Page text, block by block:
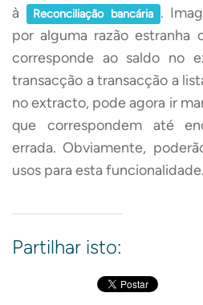
à
Reconciliação bancária .
por alguma razão estranha
corresponde ao saldo no
transacção a transacção a
no extracto, pode agora ir
que correspondem até
errada. Obviamente,
usos para esta funcionalidade.
Partilhar isto: